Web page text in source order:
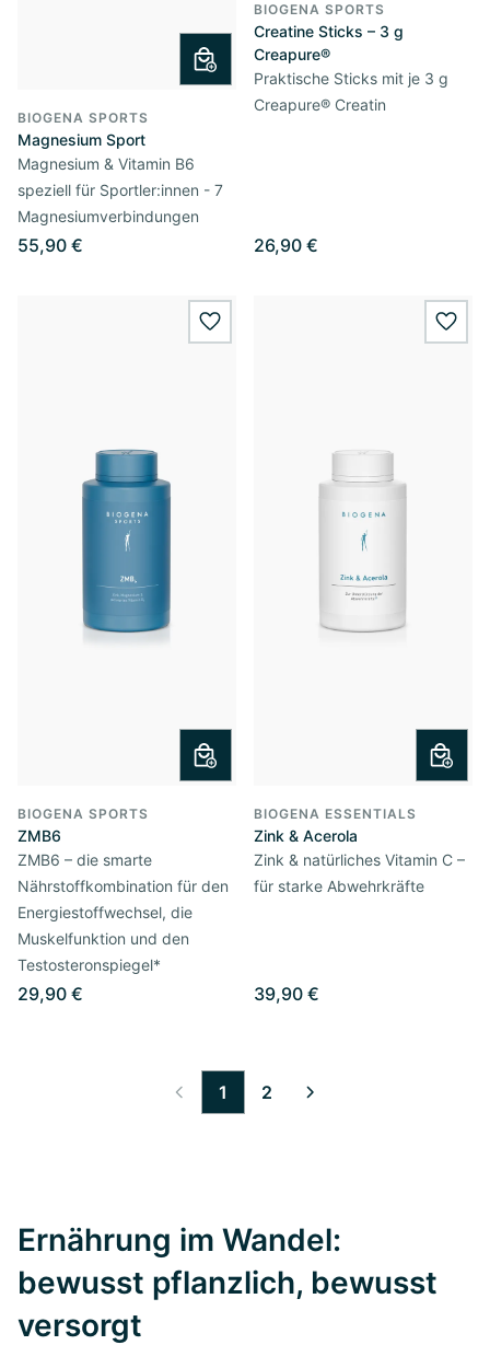
BIOGENA SPORTS
Magnesium Sport
Magnesium & Vitamin B6
speziell für Sportler:innen - 7
Magnesiumverbindungen
55,90 €
BIOGENA SPORTS
Creatine Sticks – 3 g
Creapure®
Praktische Sticks mit je 3 g
Creapure® Creatin
26,90 €
wishlist.add
BIOGENA SPORTS
ZMB6
ZMB6 – die smarte
Nährstoffkombination für den
Energiestoffwechsel, die
Muskelfunktion und den
Testosteronspiegel*
29,90 €
BIOGENA ESSENTIALS
Zink & Acerola
Zink & natürliches Vitamin C –
für starke Abwehrkräfte
39,90 €
1 2
Ernährung im Wandel:
bewusst pflanzlich, bewusst
versorgt